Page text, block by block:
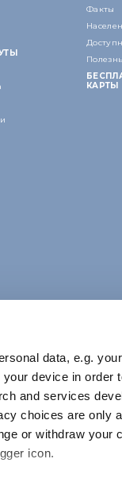
data, e.g.
device in order
and services
choices are only
or withdraw your
icon.
Факты
КАРТЫ